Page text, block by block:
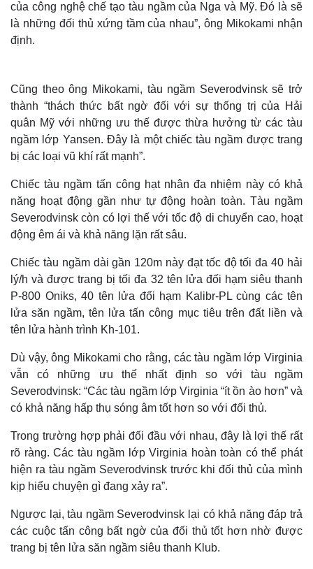
Quan sát
Cuộc sống đó đây
Hồ sơ
Video
Ảnh
E-Magazine
Infographic
của công nghệ chế tạo tàu ngầm của Nga và Mỹ. Đó là sẽ
là những đối thủ xứng tầm của nhau”, ông Mikokami nhận
định.
Cũng theo ông Mikokami, tàu ngầm Severodvinsk sẽ trở
thành “thách thức bất ngờ đối với sự thống trị của Hải
quân Mỹ với những ưu thế được thừa hưởng từ các tàu
ngầm lớp Yansen. Đây là một chiếc tàu ngầm được trang
bị các loại vũ khí rất mạnh”.
Chiếc tàu ngầm tấn công hạt nhân đa nhiệm này có khả
năng hoạt động gần như tự động hoàn toàn. Tàu ngầm
Severodvinsk còn có lợi thế với tốc độ di chuyển cao, hoạt
động êm ái và khả năng lặn rất sâu.
Chiếc tàu ngầm dài gần 120m này đạt tốc độ tối đa 40 hải
lý/h và được trang bị tối đa 32 tên lửa đối hạm siêu thanh
P-800 Oniks, 40 tên lửa đối hạm Kalibr-PL cùng các tên
lửa săn ngầm, tên lửa tấn công mục tiêu trên đất liền và
tên lửa hành trình Kh-101.
Dù vậy, ông Mikokami cho rằng, các tàu ngầm lớp Virginia
vẫn có những ưu thế nhất định so với tàu ngầm
Severodvinsk: “Các tàu ngầm lớp Virginia “ít ồn ào hơn” và
có khả năng hấp thụ sóng âm tốt hơn so với đối thủ.
Trong trường hợp phải đối đầu với nhau, đây là lợi thế rất
rõ ràng. Các tàu ngầm lớp Virginia hoàn toàn có thể phát
hiện ra tàu ngầm Severodvinsk trước khi đối thủ của mình
kịp hiểu chuyện gì đang xảy ra”.
Ngược lại, tàu ngầm Severodvinsk lại có khả năng đáp trả
các cuộc tấn công bất ngờ của đối thủ tốt hơn nhờ được
trang bị tên lửa săn ngầm siêu thanh Klub.